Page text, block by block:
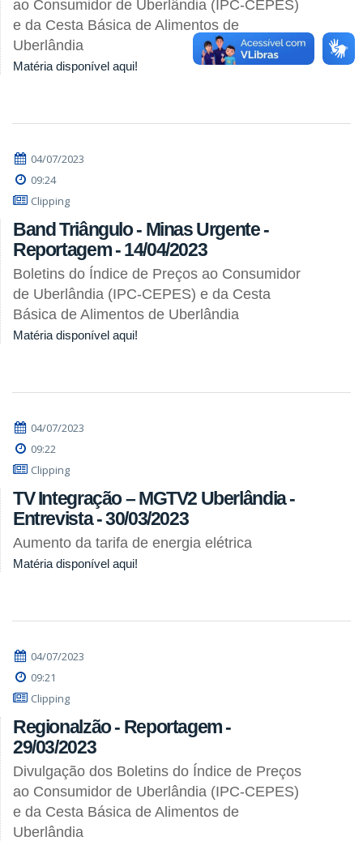
ao Consumidor de Uberlândia (IPC-CEPES)
e da Cesta Básica de Alimentos de
Uberlândia
Matéria disponível aqui!
04/07/2023
09:24
Clipping
Band Triângulo - Minas Urgente -
Reportagem - 14/04/2023
Boletins do Índice de Preços ao Consumidor
de Uberlândia (IPC-CEPES) e da Cesta
Básica de Alimentos de Uberlândia
Matéria disponível aqui!
04/07/2023
09:22
Clipping
TV Integração – MGTV2 Uberlândia -
Entrevista - 30/03/2023
Aumento da tarifa de energia elétrica
Matéria disponível aqui!
04/07/2023
09:21
Clipping
Regionalzão - Reportagem -
29/03/2023
Divulgação dos Boletins do Índice de Preços
ao Consumidor de Uberlândia (IPC-CEPES)
e da Cesta Básica de Alimentos de
Uberlândia